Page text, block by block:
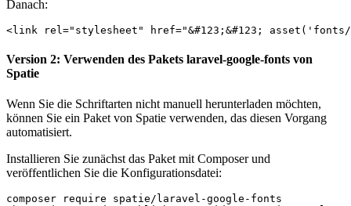
Danach:
Version 2: Verwenden des Pakets laravel-google-fonts von
Spatie
Wenn Sie die Schriftarten nicht manuell herunterladen möchten,
können Sie ein Paket von Spatie verwenden, das diesen Vorgang
automatisiert.
Installieren Sie zunächst das Paket mit Composer und
veröffentlichen Sie die Konfigurationsdatei:
composer require spatie/laravel-google-fonts